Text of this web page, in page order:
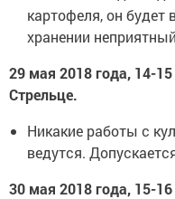
картофеля, он будет
хранении
29 мая 2018 года, 14-
Стрельце.
Никакие работы с
ведутся.
30 мая 2018 года, 15-